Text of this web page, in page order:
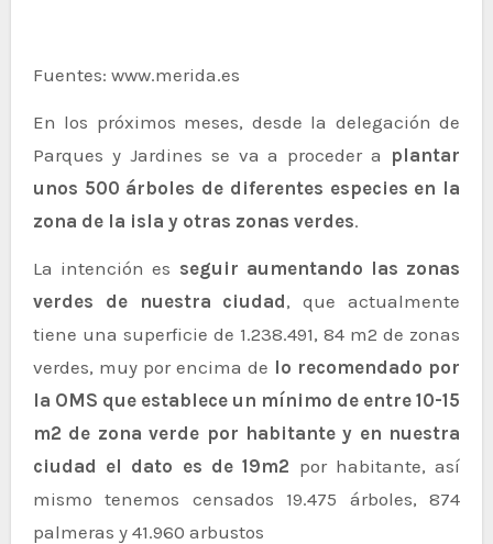
Fuentes: www.merida.es
En los próximos meses, desde la delegación de
Parques y Jardines se va a proceder a plantar
unos 500 árboles de diferentes especies en la
zona de la isla y otras zonas verdes.
La intención es seguir aumentando las zonas
verdes de nuestra ciudad, que actualmente
tiene una superficie de 1.238.491, 84 m2 de zonas
verdes, muy por encima de lo recomendado por
la OMS que establece un mínimo de entre 10-15
m2 de zona verde por habitante y en nuestra
ciudad el dato es de 19m2 por habitante, así
mismo tenemos censados 19.475 árboles, 874
palmeras y 41.960 arbustos